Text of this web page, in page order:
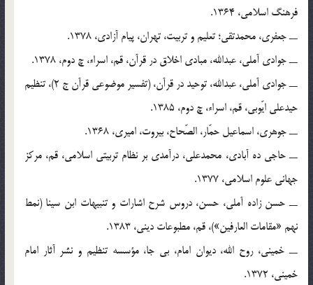
فرهنگ اسلامی، 1364.
ــ جعفری، محمدتقی؛ تعلیم و تربیت، تهران، پیام آزادی، 1378.
ــ جوادی آملی، عبدالله، مبادی اخلاق در قرآن، قم، اسراء، چ دوم، 1378.
ــ جوادی آملی، عبدالله، توحید در قرآن، (تفسیر موضوعی قرآن ج 2)، تنظیم
حیدعلی ایّوبی، قم، اسراء، چ دوم، 1385.
ــ جوهری، اسماعیل حمّار، الصّحاح، بیروت، امیری، 1368.
ــ حاجی ده آبادی، محمدعلی، درآمدی بر نظام تربیتی اسلامی، قم، مرکز
جهانی علوم اسلامی، 1377.
ــ حسن زاده آملی، حسن، دروس شرح اشارات و تنبیهات ابن سینا (نمط
نهم «مقامات العارفین»)، قم، مطبوعات دینی، 1383.
ــ خمینی، روح الله، دیوان امام، بی جا، مؤسسه تنظیم و نشر آثار امام
خمینی، 1372.